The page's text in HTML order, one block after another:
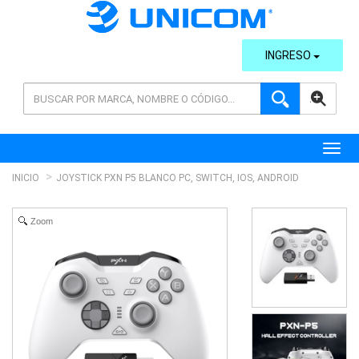
AVANZADA
INGRESO
INICIO JOYSTICK PXN P5 BLANCO PC, SWITCH, IOS, ANDROID
Zoom